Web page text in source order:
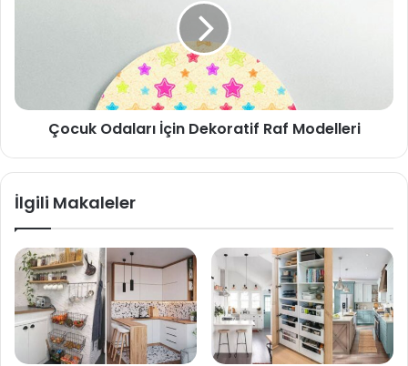
Çocuk Odaları İçin Dekoratif Raf Modelleri
İlgili Makaleler